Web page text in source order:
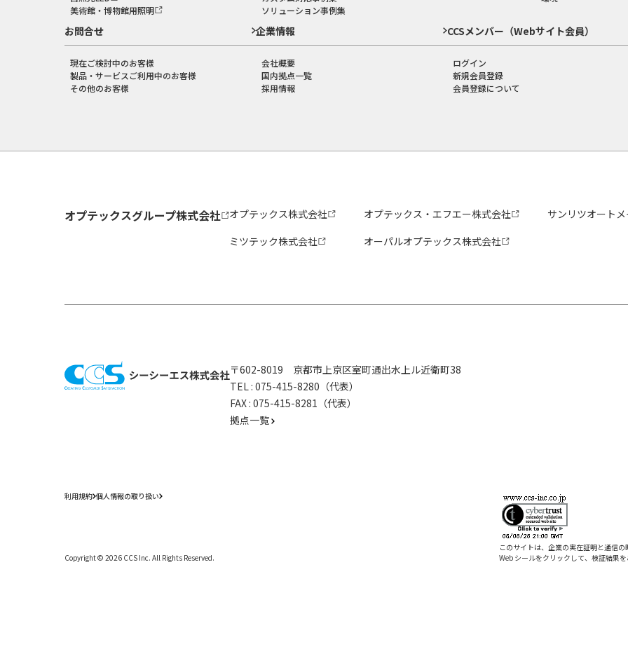
美術館・博物館用照明
ソリューション事例集
お問合せ
現在ご検討中のお客様
製品・サービスご利用中のお客様
その他のお客様
企業情報
会社概要
国内拠点一覧
採用情報
CCSメンバー（Webサイト会員）
ログイン
新規会員登録
会員登録について
オプテックスグループ株式会社 オプテックス株式会社 オプテックス・エフエー株式会社
サンリツオート
ミツテック株式会社
オーパルオプテックス株式会社
〒602-8019 京都市上京区室町通出水上ル近衛町38
TEL : 075-415-8280（代表）
FAX : 075-415-8281（代表）
拠点一覧
利用規約 個人情報の取り扱い
Copyright © 2026 CCS Inc. All Rights Reserved.
このサイトは、企業の実在証明と通信
Web シールをクリックして、検証結果を